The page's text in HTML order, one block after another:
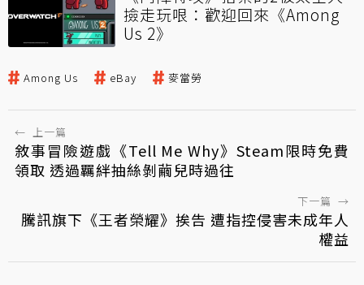
撿走玩哏：歡迎回來《Among
Us 2》
Among Us eBay 麥當勞
← 上一篇
敘事冒險遊戲《Tell Me Why》Steam限時免費
領取 透過羈絆抽絲剝繭兒時過往
下一篇 →
騰訊旗下《王者榮耀》挨告 遭指控侵害未成年人
權益